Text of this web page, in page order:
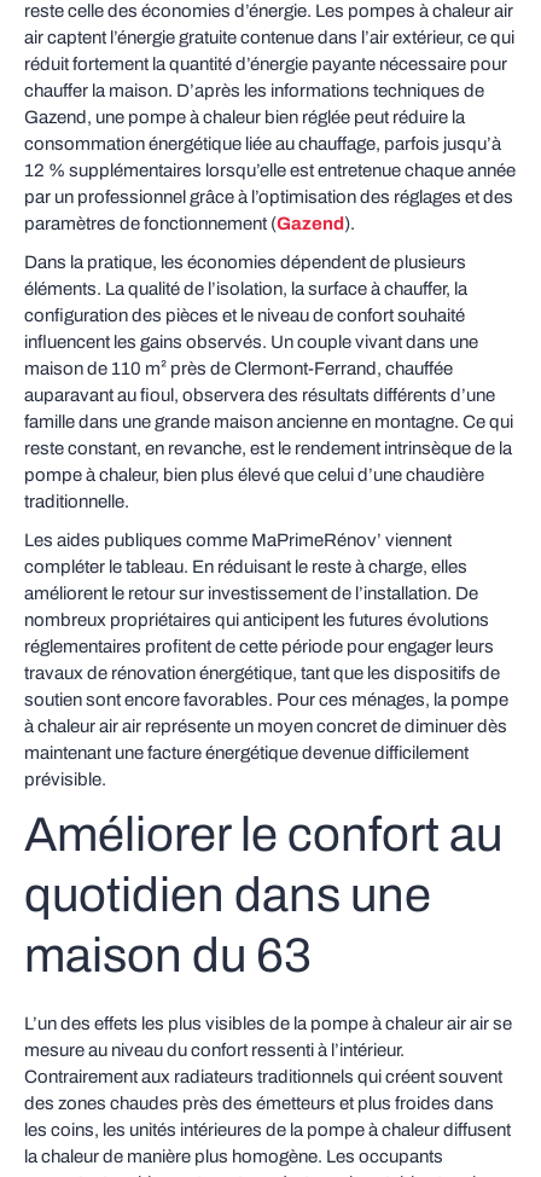
reste celle des économies d’énergie. Les pompes à chaleur air
air captent l’énergie gratuite contenue dans l’air extérieur, ce qui
réduit fortement la quantité d’énergie payante nécessaire pour
chauffer la maison. D’après les informations techniques de
Gazend, une pompe à chaleur bien réglée peut réduire la
consommation énergétique liée au chauffage, parfois jusqu’à
12 % supplémentaires lorsqu’elle est entretenue chaque année
par un professionnel grâce à l’optimisation des réglages et des
paramètres de fonctionnement (Gazend).
Dans la pratique, les économies dépendent de plusieurs
éléments. La qualité de l’isolation, la surface à chauffer, la
configuration des pièces et le niveau de confort souhaité
influencent les gains observés. Un couple vivant dans une
maison de 110 m² près de Clermont‑Ferrand, chauffée
auparavant au fioul, observera des résultats différents d’une
famille dans une grande maison ancienne en montagne. Ce qui
reste constant, en revanche, est le rendement intrinsèque de la
pompe à chaleur, bien plus élevé que celui d’une chaudière
traditionnelle.
Les aides publiques comme MaPrimeRénov’ viennent
compléter le tableau. En réduisant le reste à charge, elles
améliorent le retour sur investissement de l’installation. De
nombreux propriétaires qui anticipent les futures évolutions
réglementaires profitent de cette période pour engager leurs
travaux de rénovation énergétique, tant que les dispositifs de
soutien sont encore favorables. Pour ces ménages, la pompe
à chaleur air air représente un moyen concret de diminuer dès
maintenant une facture énergétique devenue difficilement
prévisible.
Améliorer le confort au
quotidien dans une
maison du 63
L’un des effets les plus visibles de la pompe à chaleur air air se
mesure au niveau du confort ressenti à l’intérieur.
Contrairement aux radiateurs traditionnels qui créent souvent
des zones chaudes près des émetteurs et plus froides dans
les coins, les unités intérieures de la pompe à chaleur diffusent
la chaleur de manière plus homogène. Les occupants